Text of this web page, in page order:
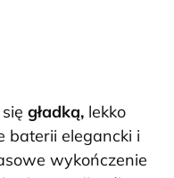
sięgładką, lekko
baterii elegancki i
wykończenie